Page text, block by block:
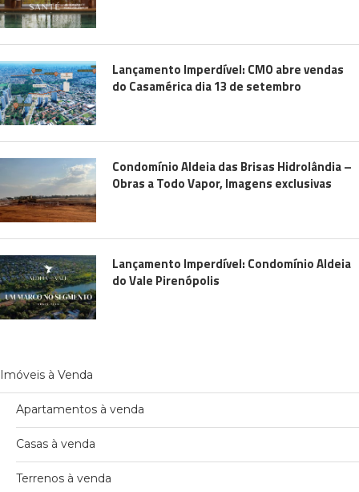
Lançamento Imperdível: CMO abre vendas
do Casamérica dia 13 de setembro
Condomínio Aldeia das Brisas Hidrolândia –
Obras a Todo Vapor, Imagens exclusivas
Lançamento Imperdível: Condomínio Aldeia
do Vale Pirenópolis
Imóveis à Venda
Apartamentos à venda
Casas à venda
Terrenos à venda